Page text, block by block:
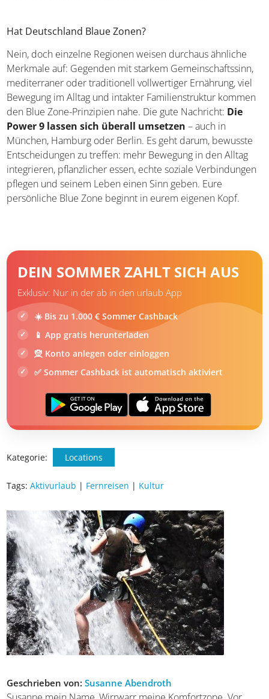
besserer Gesundheit als anderswo. Besonders
bemerkenswert: Hier lebt man nicht nur länger, sondern
vor allem gesünder. Einwohner bleibenbis ins hohe
Alter aktiv, selbstständig und geistig fit. Chronische
Krankheiten treten nur einen Bruchteil so häufig auf wie in
anderen Ländern.
Hat Deutschland Blaue Zonen?
Nein, doch einzelne Regionen weisen durchaus ähnliche
Merkmale auf: Gegenden mit starkem
Gemeinschaftssinn, mediterraner oder traditionell
sich überall umsetzen
oder Berlin. Es geht darum, bewusste Entscheidungen zu
pflanzlicher essen, echte soziale Verbindungen pflegen
und seinem Leben einen Sinn geben. Eure persönliche
Blue Zone beginnt in eurem eigenen Kopf.
DEIN SOMMER ZAHLT SICH AUS
☀️ Bis zu 1.000 € Sommer Cashback
📱 App gratis herunterladen
🧝 Konto anlegen oder einloggen
Kategorie: Locations
Tags:Aktivurlaub|Fernreisen|Kultur